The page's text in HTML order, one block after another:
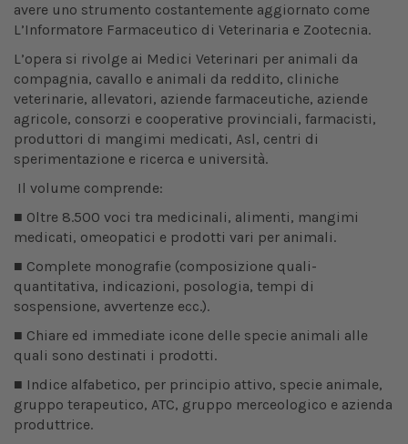
avere uno strumento costantemente aggiornato come
L’Informatore Farmaceutico di Veterinaria e Zootecnia.
L’opera si rivolge ai Medici Veterinari per animali da
compagnia, cavallo e animali da reddito, cliniche
veterinarie, allevatori, aziende farmaceutiche, aziende
agricole, consorzi e cooperative provinciali, farmacisti,
produttori di mangimi medicati, Asl, centri di
sperimentazione e ricerca e università.
Il volume comprende:
■ Oltre 8.500 voci tra medicinali, alimenti, mangimi
medicati, omeopatici e prodotti vari per animali.
■ Complete monografie (composizione quali-
quantitativa, indicazioni, posologia, tempi di
sospensione, avvertenze ecc.).
■ Chiare ed immediate icone delle specie animali alle
quali sono destinati i prodotti.
■ Indice alfabetico, per principio attivo, specie animale,
gruppo terapeutico, ATC, gruppo merceologico e azienda
produttrice.